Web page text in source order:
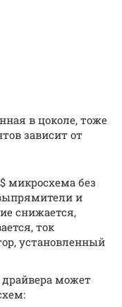
в цоколе, тоже
зависит от
микросхема без
и
снижается,
ток
установленный
может